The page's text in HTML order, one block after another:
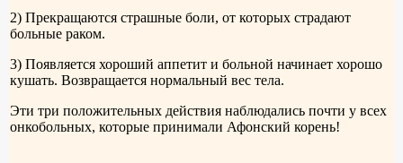
2) Прекращаются страшные боли, от которых страдают
больные раком.
3) Появляется хороший аппетит и больной начинает хорошо
кушать. Возвращается нормальный вес тела.
Эти три положительных действия наблюдались почти у всех
онкобольных, которые принимали Афонский корень!